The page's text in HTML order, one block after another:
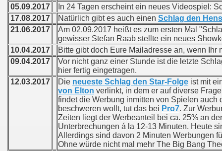
05.09.2017
In 24 Tagen erscheint ein neues Videospiel:
17.08.2017
Natürlich gibt es auch einen Schlag den
21.06.2017
Am 02.09.2017 heißt es zum ersten Mal
gewisser Stefan Raab stellte ein neues
10.04.2017
Bitte gibt doch Eure Mailadresse an, wenn
09.04.2017
Vor nicht ganz einer Stunde ist die letzte
hier fertig eingetragen.
12.03.2017
Die neueste Schlag den Star-Folge ist mit
von Elton verlinkt, in dem er auf diverse
findet die Werbung inmitten von Spielen auch
beschweren wollt, tut das bei Pro7. Zur
Zeiten liegt der Werbeanteil bei ca. 25% an
Unterbrechungen á la 12-13 Minuten. Heute
Allerdings sind davon 2 Minuten Werbungen
Ohne würde nicht mal mehr The Big Bang